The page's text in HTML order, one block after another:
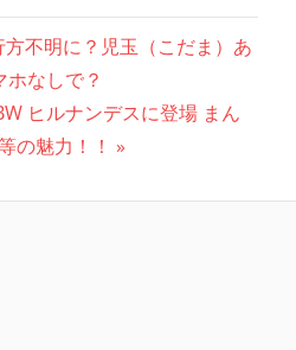
不明に？児玉（こだま）あ
なしで？
ヒルナンデスに登場 まん
の魅力！！